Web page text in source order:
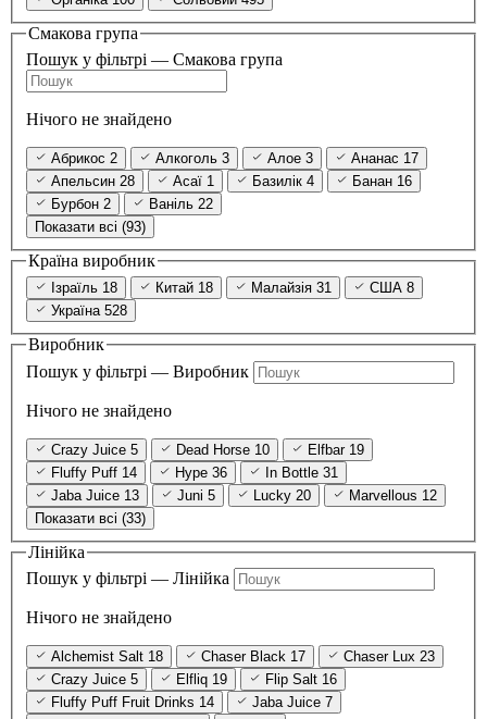
Смакова група
Пошук у фільтрі — Смакова група
Нічого не знайдено
Абрикос 2 Алкоголь 3 Алое 3 Ананас 17
Апельсин 28 Асаї 1 Базилік 4 Банан 16
Бурбон 2 Ваніль 22
Показати всі (93)
Країна виробник
Ізраїль 18 Китай 18 Малайзія 31 США 8
Україна 528
Виробник
Пошук у фільтрі — Виробник
Нічого не знайдено
Crazy Juice 5 Dead Horse 10 Elfbar 19
Fluffy Puff 14 Hype 36 In Bottle 31
Jaba Juice 13 Juni 5 Lucky 20 Marvellous 12
Показати всі (33)
Лінійка
Пошук у фільтрі — Лінійка
Нічого не знайдено
Alchemist Salt 18 Chaser Black 17 Chaser Lux 23
Crazy Juice 5 Elfliq 19 Flip Salt 16
Fluffy Puff Fruit Drinks 14 Jaba Juice 7